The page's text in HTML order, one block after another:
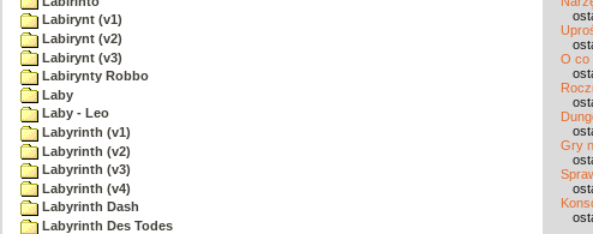
Labirynt (v1)
Labirynt (v2)
Labirynt (v3)
Labirynty Robbo
Laby
Laby - Leo
Labyrinth (v1)
Labyrinth (v2)
Labyrinth (v3)
Labyrinth (v4)
Labyrinth Dash
Labyrinth Des Todes
O co
Gry